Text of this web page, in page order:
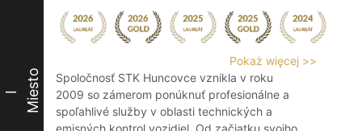
I Miesto
Pokaż więcej >>
Spoločnosť STK Huncovce vznikla v roku
2009 so zámerom ponúknuť profesionálne a
spoľahlivé služby v oblasti technických a
emisných kontrol vozidiel. Od začiatku svojho